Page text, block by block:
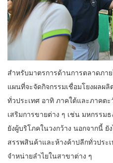
สำหรับมาตรการด้านการตลาดภา
แผนที่จะจัดกิจกรรมเชื่อมโยงผลผ
ทั่วประเทศ อาทิ ภาคใต้และภาคต
เสริมการขายต่าง ๆ เช่น มหกรรม
ยังผู้บริโภคในวงกว้าง นอกจากนี้
สรรพสินค้าและห้างค้าปลีกทั่วประ
จำหน่ายลำไยในสาขาต่าง ๆ